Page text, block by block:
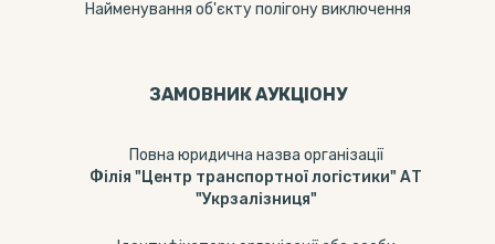
Найменування об'єкту полігону виключення
ЗАМОВНИК АУКЦІОНУ
Повна юридична назва організації
Філія "Центр транспортної логістики" АТ
"Укрзалізниця"